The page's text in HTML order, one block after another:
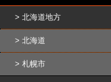
北海道地方
北海道
札幌市